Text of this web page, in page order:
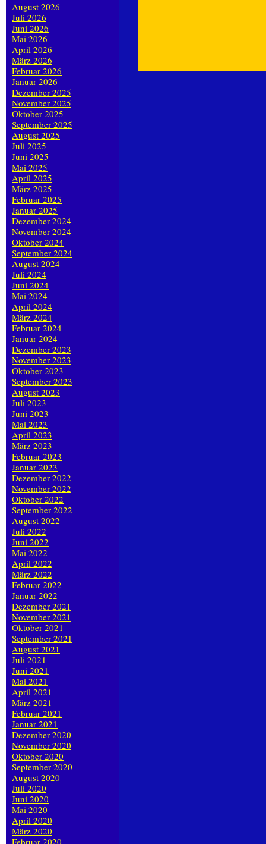
August 2026
Juli 2026
Juni 2026
Mai 2026
April 2026
März 2026
Februar 2026
Januar 2026
Dezember 2025
November 2025
Oktober 2025
September 2025
August 2025
Juli 2025
Juni 2025
Mai 2025
April 2025
März 2025
Februar 2025
Januar 2025
Dezember 2024
November 2024
Oktober 2024
September 2024
August 2024
Juli 2024
Juni 2024
Mai 2024
April 2024
März 2024
Februar 2024
Januar 2024
Dezember 2023
November 2023
Oktober 2023
September 2023
August 2023
Juli 2023
Juni 2023
Mai 2023
April 2023
März 2023
Februar 2023
Januar 2023
Dezember 2022
November 2022
Oktober 2022
September 2022
August 2022
Juli 2022
Juni 2022
Mai 2022
April 2022
März 2022
Februar 2022
Januar 2022
Dezember 2021
November 2021
Oktober 2021
September 2021
August 2021
Juli 2021
Juni 2021
Mai 2021
April 2021
März 2021
Februar 2021
Januar 2021
Dezember 2020
November 2020
Oktober 2020
September 2020
August 2020
Juli 2020
Juni 2020
Mai 2020
April 2020
März 2020
Februar 2020